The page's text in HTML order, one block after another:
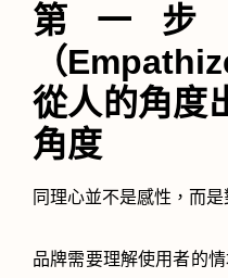
第一步
（
從人的角度
角度
同理心並不是感性，而
品牌需要理解使用者的